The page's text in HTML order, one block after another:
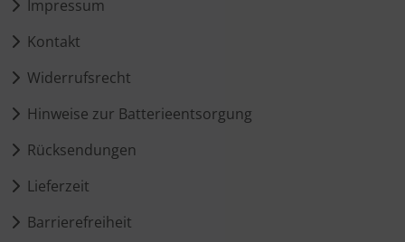
Impressum
Kontakt
Widerrufsrecht
Hinweise zur Batterieentsorgung
Rücksendungen
Lieferzeit
Barrierefreiheit